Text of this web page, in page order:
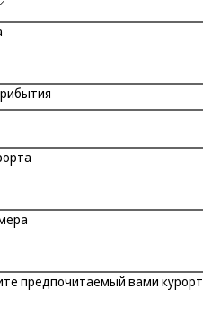
предпочитаемый вами курорт